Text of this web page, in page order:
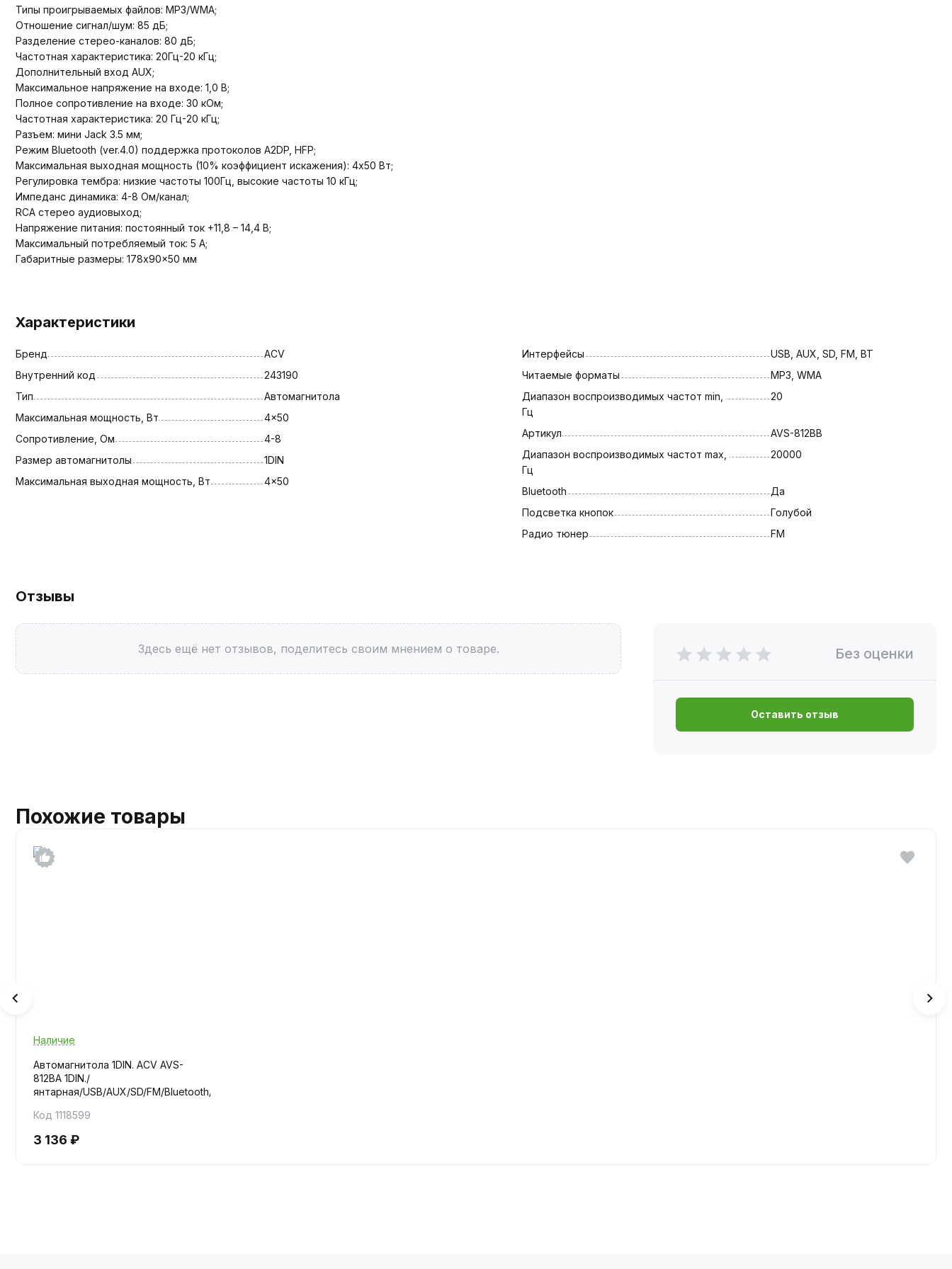
Типы проигрываемых файлов: MP3/WMA;
Отношение сигнал/шум: 85 дБ;
Разделение стерео-каналов: 80 дБ;
Частотная характеристика: 20Гц-20 кГц;
Дополнительный вход AUX;
Максимальное напряжение на входе: 1,0 В;
Полное сопротивление на входе: 30 кОм;
Частотная характеристика: 20 Гц-20 кГц;
Разъем: мини Jack 3.5 мм;
Режим Bluetooth (ver.4.0) поддержка протоколов A2DP, HFP;
Максимальная выходная мощность (10% коэффициент искажения): 4х50 Вт;
Регулировка тембра: низкие частоты 100Гц, высокие частоты 10 кГц;
Импеданс динамика: 4-8 Ом/канал;
RCA стерео аудиовыход;
Напряжение питания: постоянный ток +11,8 – 14,4 B;
Максимальный потребляемый ток: 5 А;
Габаритные размеры: 178x90x50 мм
Характеристики
Бренд
ACV
Внутренний код
243190
Тип
Автомагнитола
Максимальная мощность, Вт
4x50
Сопротивление, Ом
4-8
Размер автомагнитолы
1DIN
Максимальная выходная мощность, Вт
4x50
Интерфейсы
USB, AUX, SD, FM, BT
Читаемые форматы
MP3, WMA
Диапазон воспроизводимых частот min,
Гц
20
Артикул
AVS-812BB
Диапазон воспроизводимых частот max,
Гц
20000
Bluetooth
Да
Подсветка кнопок
Голубой
Радио тюнер
FM
Отзывы
Здесь ещё нет отзывов, поделитесь своим мнением о товаре. Без оценки
Оставить отзыв
Похожие товары
Наличие
Автомагнитола 1DIN. ACV AVS-
812BA 1DIN./
янтарная/USB/AUX/SD/FM/Bluetooth/4x50/
Код 1118599
3 136 ₽